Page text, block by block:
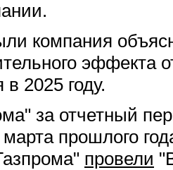
компания
эффекта
2025 году.
за отчетный
прошлого
провели